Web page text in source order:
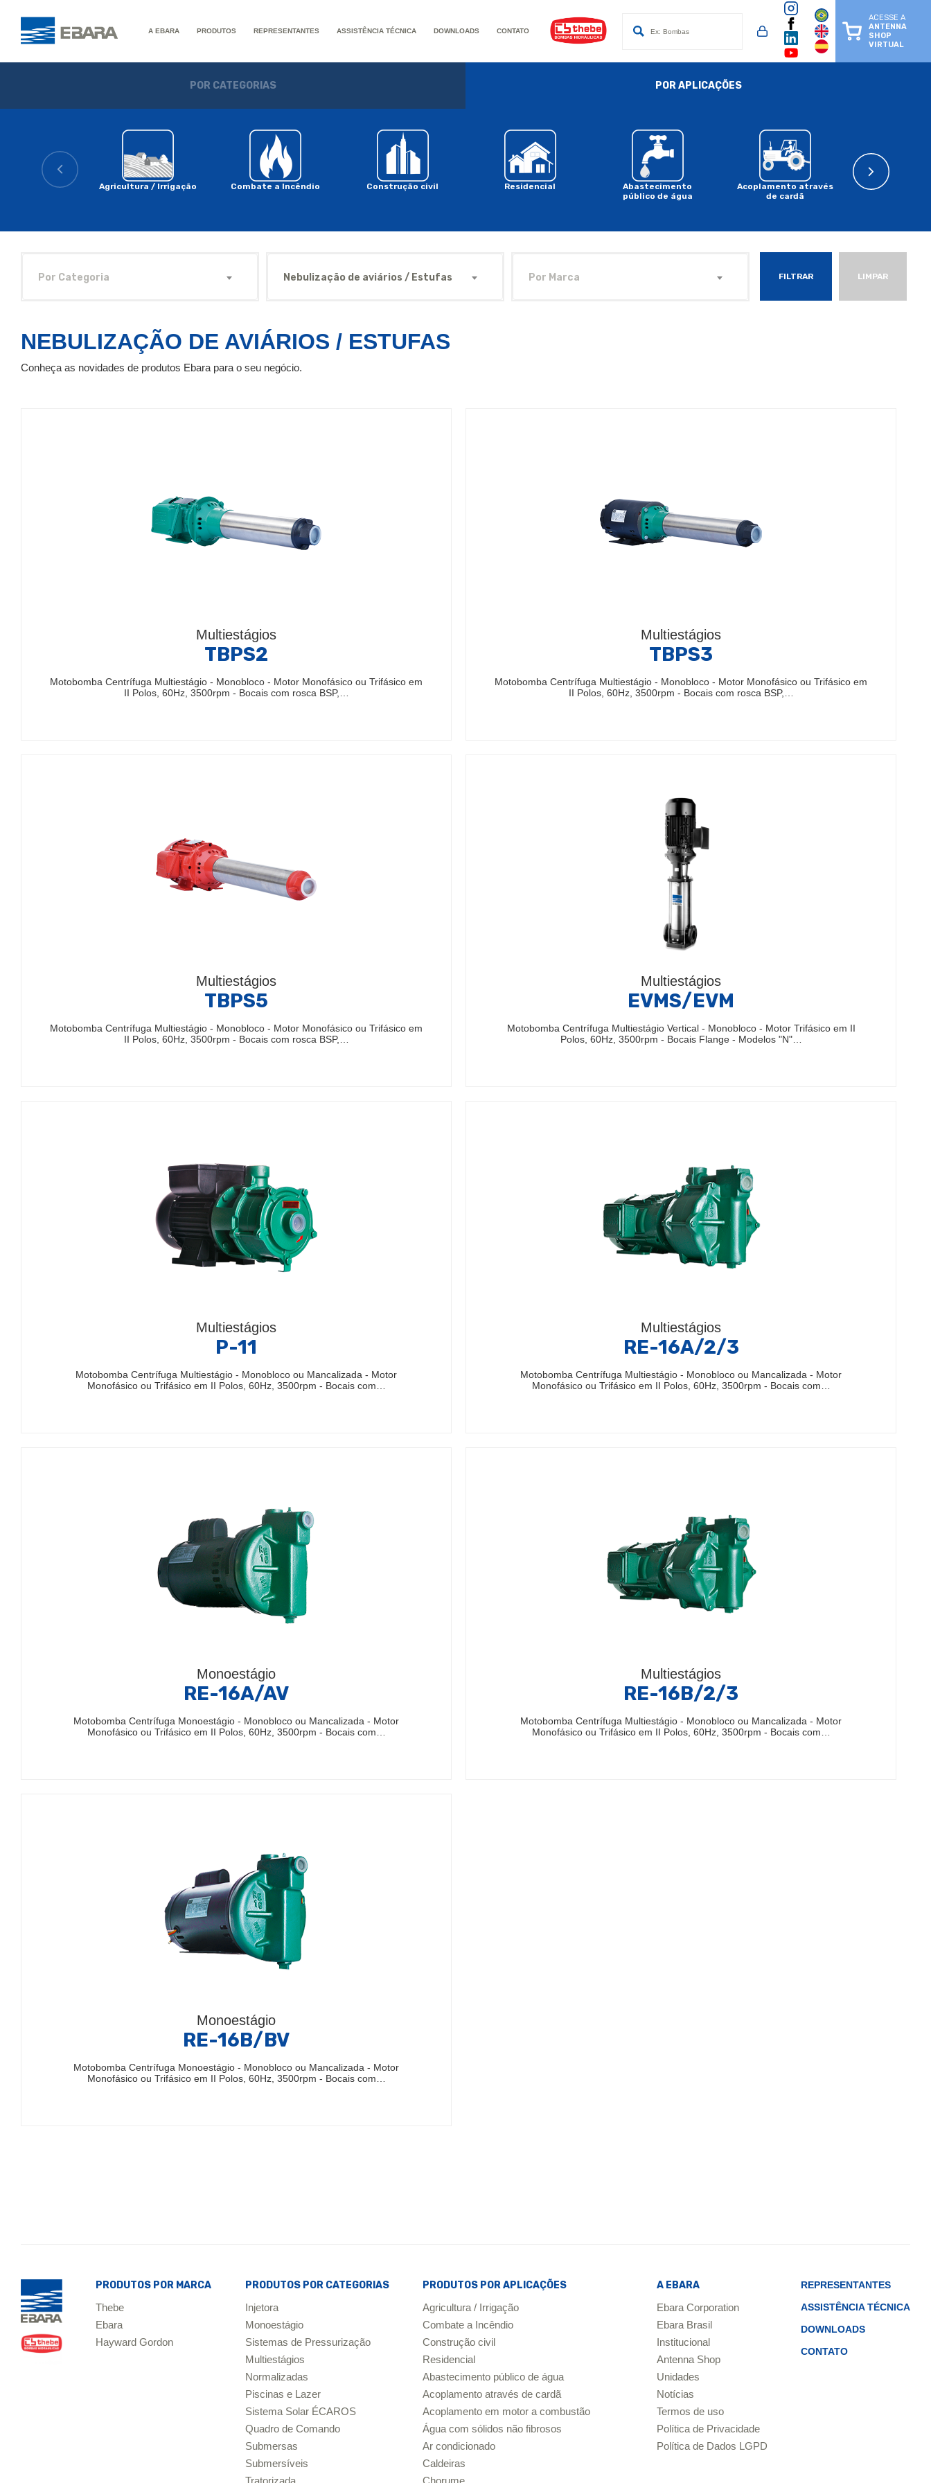
A EBARA PRODUTOS REPRESENTANTES ASSISTÊNCIA TÉCNICA DOWNLOADS CONTATO
ACESSE A
ANTENNA
SHOP
VIRTUAL
POR CATEGORIAS POR APLICAÇÕES
Agricultura / Irrigação Combate a Incêndio Construção civil Residencial
Abastecimento
público de água
Acoplamento através
de cardã
Por Categoria Nebulização de aviários / Estufas Por Marca FILTRAR LIMPAR
NEBULIZAÇÃO DE AVIÁRIOS / ESTUFAS
Conheça as novidades de produtos Ebara para o seu negócio.
Multiestágios
TBPS2
Motobomba Centrífuga Multiestágio - Monobloco - Motor Monofásico ou Trifásico em
II Polos, 60Hz, 3500rpm - Bocais com rosca BSP,…
Multiestágios
TBPS3
Motobomba Centrífuga Multiestágio - Monobloco - Motor Monofásico ou Trifásico em
II Polos, 60Hz, 3500rpm - Bocais com rosca BSP,…
Multiestágios
TBPS5
Motobomba Centrífuga Multiestágio - Monobloco - Motor Monofásico ou Trifásico em
II Polos, 60Hz, 3500rpm - Bocais com rosca BSP,…
Multiestágios
EVMS/EVM
Motobomba Centrífuga Multiestágio Vertical - Monobloco - Motor Trifásico em II
Polos, 60Hz, 3500rpm - Bocais Flange - Modelos "N"…
Multiestágios
P-11
Motobomba Centrífuga Multiestágio - Monobloco ou Mancalizada - Motor
Monofásico ou Trifásico em II Polos, 60Hz, 3500rpm - Bocais com…
Multiestágios
RE-16A/2/3
Motobomba Centrífuga Multiestágio - Monobloco ou Mancalizada - Motor
Monofásico ou Trifásico em II Polos, 60Hz, 3500rpm - Bocais com…
Monoestágio
RE-16A/AV
Motobomba Centrífuga Monoestágio - Monobloco ou Mancalizada - Motor
Monofásico ou Trifásico em II Polos, 60Hz, 3500rpm - Bocais com…
Multiestágios
RE-16B/2/3
Motobomba Centrífuga Multiestágio - Monobloco ou Mancalizada - Motor
Monofásico ou Trifásico em II Polos, 60Hz, 3500rpm - Bocais com…
Monoestágio
RE-16B/BV
Motobomba Centrífuga Monoestágio - Monobloco ou Mancalizada - Motor
Monofásico ou Trifásico em II Polos, 60Hz, 3500rpm - Bocais com…
PRODUTOS POR MARCA
Thebe
Ebara
Hayward Gordon
PRODUTOS POR CATEGORIAS
Injetora
Monoestágio
Sistemas de Pressurização
Multiestágios
Normalizadas
Piscinas e Lazer
Sistema Solar ÉCAROS
Quadro de Comando
Submersas
Submersíveis
Tratorizada
PRODUTOS POR APLICAÇÕES
Agricultura / Irrigação
Combate a Incêndio
Construção civil
Residencial
Abastecimento público de água
Acoplamento através de cardã
Acoplamento em motor a combustão
Água com sólidos não fibrosos
Ar condicionado
Caldeiras
Chorume
A EBARA
Ebara Corporation
Ebara Brasil
Institucional
Antenna Shop
Unidades
Notícias
Termos de uso
Política de Privacidade
Política de Dados LGPD
REPRESENTANTES
ASSISTÊNCIA TÉCNICA
DOWNLOADS
CONTATO